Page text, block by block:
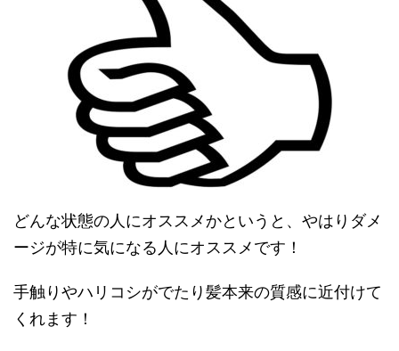
どんな状態の人にオススメかというと、やはりダメ
ージが特に気になる人にオススメです！
手触りやハリコシがでたり髪本来の質感に近付けて
くれます！